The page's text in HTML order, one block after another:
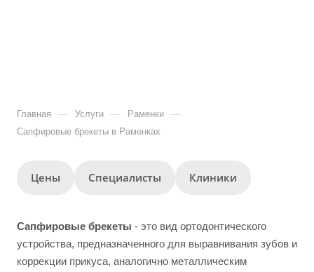
Главная — Услуги — Раменки —
Сапфировые брекеты в Раменках
Цены Специалисты Клиники
Сапфировые брекеты - это вид ортодонтического
устройства, предназначенного для выравнивания зубов и
коррекции прикуса, аналогично металлическим